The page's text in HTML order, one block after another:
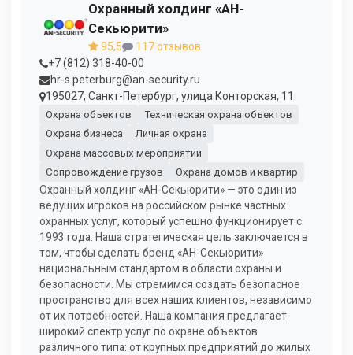
Охранный холдинг «АН-
Секьюрити»
95,5
117 отзывов
+7 (812) 318-40-00
hr-s.peterburg@an-security.ru
195027, Санкт-Петербург, улица Конторская, 11.
Охрана объектов
Техническая охрана объектов
Охрана бизнеса
Личная охрана
Охрана массовых мероприятий
Сопровождение грузов
Охрана домов и квартир
Охранный холдинг «АН-Секьюрити» — это один из
ведущих игроков на российском рынке частных
охранных услуг, который успешно функционирует с
1993 года. Наша стратегическая цель заключается в
том, чтобы сделать бренд «АН-Секьюрити»
национальным стандартом в области охраны и
безопасности. Мы стремимся создать безопасное
пространство для всех наших клиентов, независимо
от их потребностей. Наша компания предлагает
широкий спектр услуг по охране объектов
различного типа: от крупных предприятий до жилых